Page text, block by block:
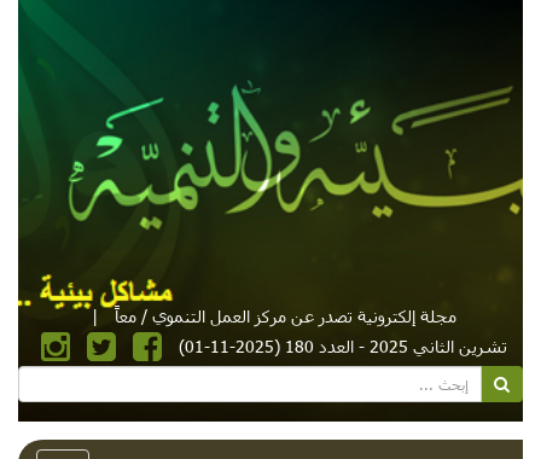
مجلة إلكترونية تصدر عن مركز العمل التنموي / معاً
|
تشرين الثاني 2025 - العدد 180 (2025-11-01)